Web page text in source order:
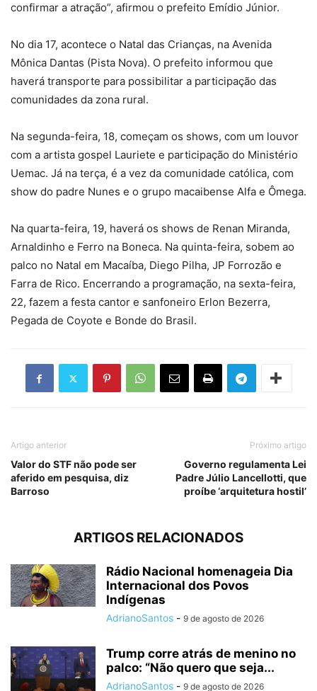
confirmar a atração”, afirmou o prefeito Emídio Júnior.
No dia 17, acontece o Natal das Crianças, na Avenida
Mônica Dantas (Pista Nova). O prefeito informou que
haverá transporte para possibilitar a participação das
comunidades da zona rural.
Na segunda-feira, 18, começam os shows, com um louvor
com a artista gospel Lauriete e participação do Ministério
Uemac. Já na terça, é a vez da comunidade católica, com
show do padre Nunes e o grupo macaibense Alfa e Ômega.
Na quarta-feira, 19, haverá os shows de Renan Miranda,
Arnaldinho e Ferro na Boneca. Na quinta-feira, sobem ao
palco no Natal em Macaíba, Diego Pilha, JP Forrozão e
Farra de Rico. Encerrando a programação, na sexta-feira,
22, fazem a festa cantor e sanfoneiro Erlon Bezerra,
Pegada de Coyote e Bonde do Brasil.
Artigo anterior
Valor do STF não pode ser
aferido em pesquisa, diz
Barroso
Próximo artigo
Governo regulamenta Lei
Padre Júlio Lancellotti, que
proíbe ‘arquitetura hostil’
ARTIGOS RELACIONADOS
Rádio Nacional homenageia Dia
Internacional dos Povos
Indígenas
AdrianoSantos - 9 de agosto de 2026
Trump corre atrás de menino no
palco: “Não quero que seja...
AdrianoSantos - 9 de agosto de 2026